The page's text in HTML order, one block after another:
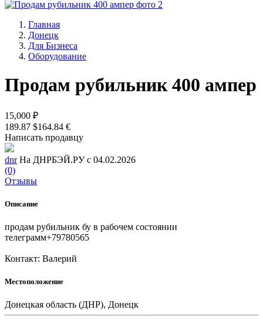
Главная
Донецк
Для Бизнеса
Оборудование
Продам рубильник 400 ампер
15,000 ₽
189.87 $164.84 €
Написать продавцу
dnr На ДНРБЭЙ.РУ с 04.02.2026
(0)
Отзывы
Описание
продам рубильник бу в рабочем состоянии
телеграмм+79780565
Контакт: Валерий
Местоположение
Донецкая область (ДНР), Донецк